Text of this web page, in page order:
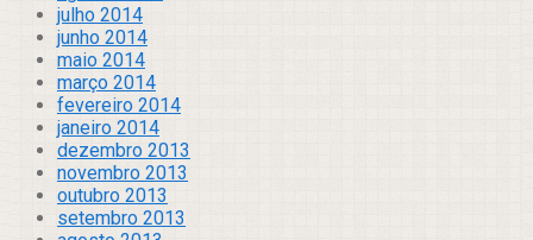
julho 2014
junho 2014
maio 2014
março 2014
fevereiro 2014
janeiro 2014
dezembro 2013
novembro 2013
outubro 2013
setembro 2013